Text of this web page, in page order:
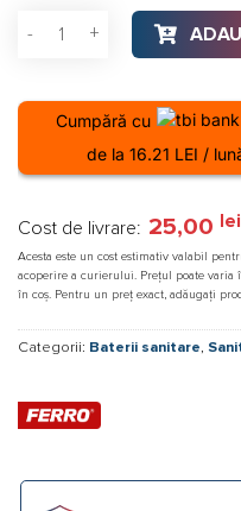
Cantitate Set de dus cu
Cumpără cu
de la 16.21 LEI /
Cost de livrare: 25,00 lei
Acesta este un cost estimativ valabil
acoperire a curierului. Prețul poate varia
în coș. Pentru un preț exact, adăugați
Categorii: Baterii sanitare,